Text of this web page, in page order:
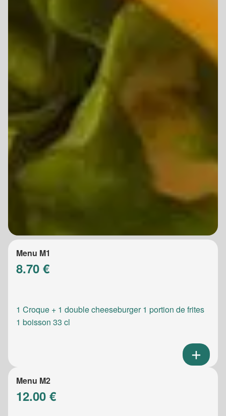
Menu M1
8.70 €
1 Croque + 1 double cheeseburger 1 portion de frites
1 boisson 33 cl
Menu M2
12.00 €